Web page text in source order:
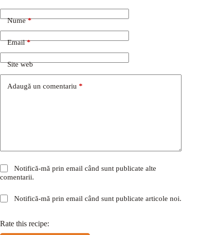
Nume*
Email*
Site web
Adaugă un comentariu *
Notifică-mă prin email când sunt publicate alte
comentarii.
Notifică-mă prin email când sunt publicate articole noi.
Rate this recipe: